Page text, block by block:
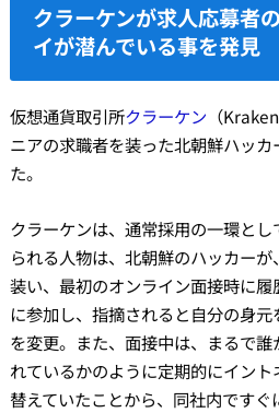
クラーケンが求人応募者
イが潜んでいる事を発見
仮想通貨取引所クラーケン （
ニアの求職者を装った北朝鮮ハッ
た。
クラーケンは、通常採用の一環と
られる人物は、北朝鮮のハッカー
装い、最初のオンライン面接時に
に参加し、指摘されると自分の身
を変更。また、面接中は、まるで
れているかのように定期的にイン
替えていたことから、同社内です